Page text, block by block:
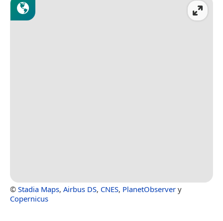
© Stadia Maps, Airbus DS, CNES, PlanetObserver y
Copernicus